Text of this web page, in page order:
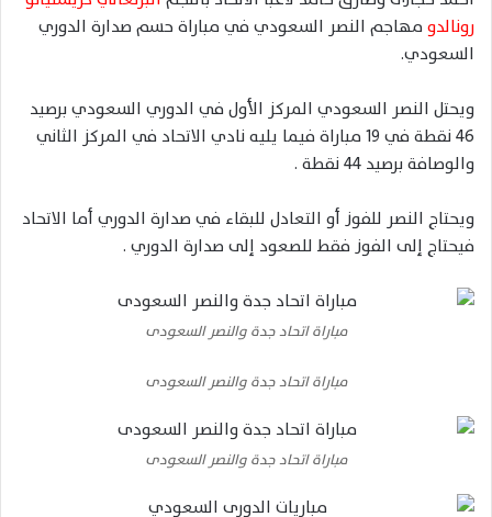
رونالدو مهاجم النصر السعودي في مباراة حسم صدارة الدوري
السعودي.
ويحتل النصر السعودي المركز الأول في الدوري السعودي برصيد
46 نقطة في 19 مباراة فيما يليه نادي الاتحاد في المركز الثاني
والوصافة برصيد 44 نقطة .
ويحتاج النصر للفوز أو التعادل للبقاء في صدارة الدوري أما الاتحاد
فيحتاج إلى الفوز فقط للصعود إلى صدارة الدوري .
مباراة اتحاد جدة والنصر السعودى
مباراة اتحاد جدة والنصر السعودى
مباراة اتحاد جدة والنصر السعودى